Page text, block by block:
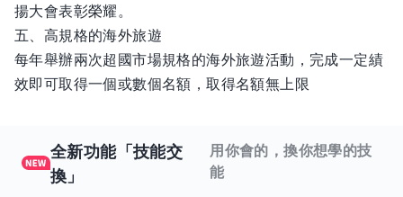
揚大會表彰榮耀。
五、高規格的海外旅遊
每年舉辦兩次超國市場規格的海外旅遊活動，完成一定績
效即可取得一個或數個名額，取得名額無上限
全新功能「技能交
換」
用你會的，換你想學的技
能